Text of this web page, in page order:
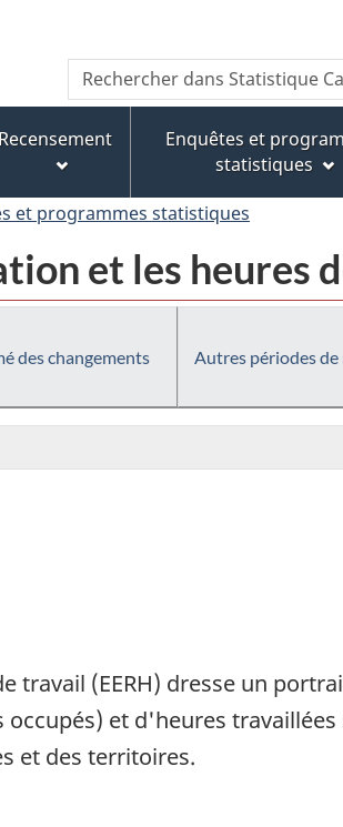
au
contenu
principal
« À
propos
de
ce
version
HTML
simplifiée
Recherche
Rechercher
dans
Canada
Recensement
Enquêtes et
statistiques
et programmes statistiques
et les heures
des changements Autres périodes de
(EERH) dresse un
et d'heures
et des territoires.